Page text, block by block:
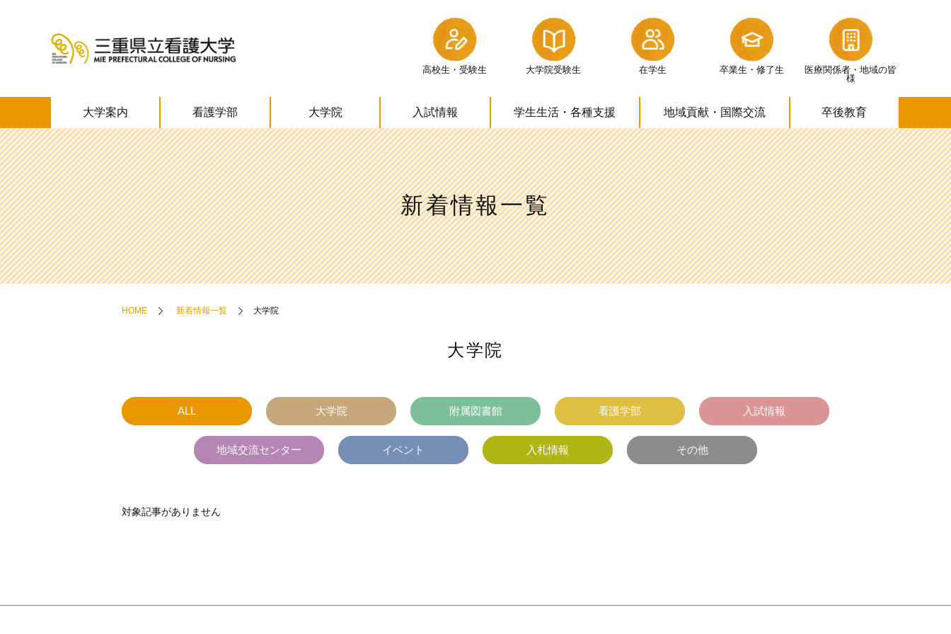
高校生・受験生 大学院受験生 在学生 卒業生・修了生 医療関係者・ 地域の皆
様
大学案内 看護学部 大学院 入試情報 学生生活・各種支援 地域貢献・ 国際交流 卒後教育
新着情報一覧
HOME 新着情報一覧 大学院
大学院
ALL 大学院 附属図書館 看護学部 入試情報
地域交流センター イベント 入札情報 その他
対象記事がありません